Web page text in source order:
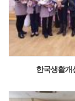
한국생활개